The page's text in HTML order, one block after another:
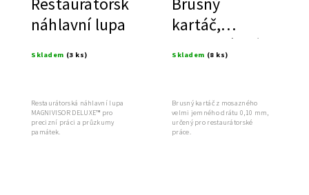
náhlavní lupa
Skladem (3 ks)
Restaurátorská náhlavní lupa
MAGNIVISOR DELUXE™ pro
precizní práci a průzkumy
památek.
kartáč,
mosazný drát
Skladem (8 ks)
Brusný kartáč z mosazného
velmi jemného drátu 0,10 mm,
určený pro restaurátorské
práce.